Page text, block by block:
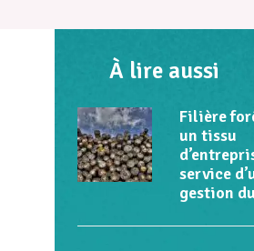
À lire aussi
Filière
un tissu
service
gestion